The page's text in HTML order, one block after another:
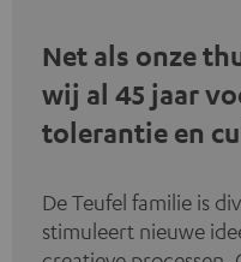
Net als onze
wij al 45 jaar
tolerantie en
De Teufel familie is
stimuleert nieuwe